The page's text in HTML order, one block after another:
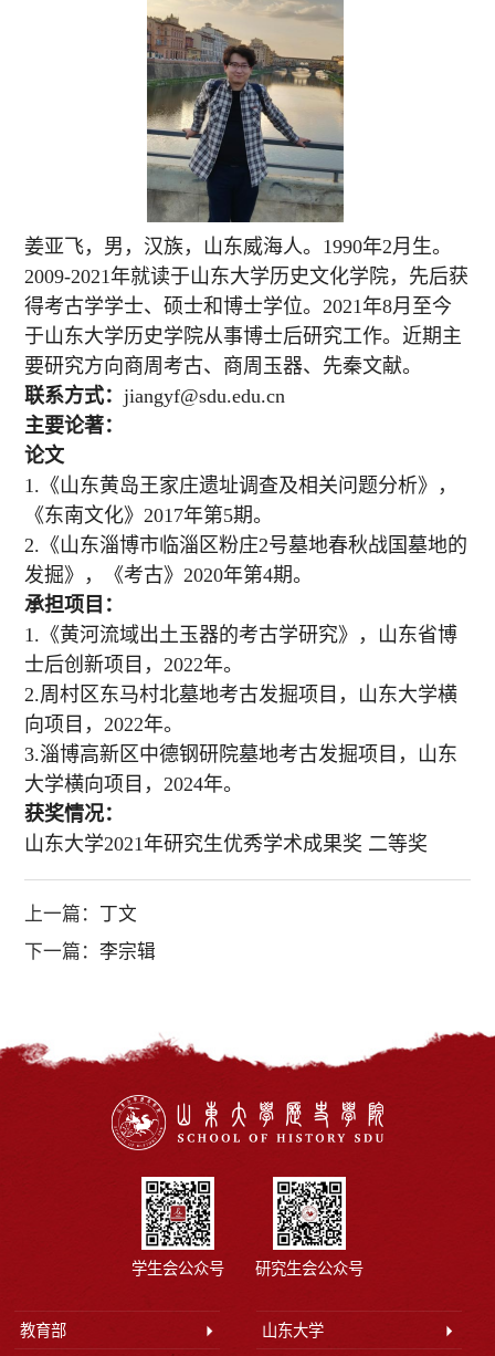
姜亚飞，男，汉族，山东威海人。1990年2月生。
2009-2021年就读于山东大学历史文化学院，先后获
得考古学学士、硕士和博士学位。2021年8月至今
于山东大学历史学院从事博士后研究工作。近期主
要研究方向商周考古、商周玉器、先秦文献。
联系方式：jiangyf@sdu.edu.cn
主要论著：
论文
1.《山东黄岛王家庄遗址调查及相关问题分析》，
《东南文化》2017年第5期。
2.《山东淄博市临淄区粉庄2号墓地春秋战国墓地的
发掘》，《考古》2020年第4期。
承担项目：
1.《黄河流域出土玉器的考古学研究》，山东省博
士后创新项目，2022年。
2.周村区东马村北墓地考古发掘项目，山东大学横
向项目，2022年。
3.淄博高新区中德钢研院墓地考古发掘项目，山东
大学横向项目，2024年。
获奖情况：
山东大学2021年研究生优秀学术成果奖 二等奖
上一篇： 丁文
下一篇：李宗辑
学生会公众号 研究生会公众号
教育部 山东大学